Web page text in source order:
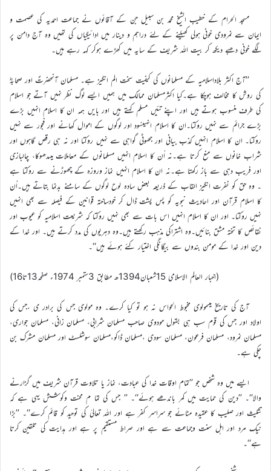
مسجد الحرام کے خطیب الشیخ محمد بن سبیل جن کے آقائوں نے جماعت احمدیہ کی عصمت و
ایمان سے نمرودی خونی ہولی کھیلنے کے لئے دراہم و دینار میں ادائیگیاں کی تھیں وہ آج دامن پر
لگے خونی دھبے دیکھ کر بیت اللہ شریف کے سایہ میں کھڑے ہوکر کہہ رہے ہیں۔
’’آج اکثر بلاداسلامیہ کے مسلمانوں کی کیفیت سخت الم انگیز ہے۔ مسلمان آنحضرتؐ اور صحابہؓ
کی روش کا مخالف ہوچکا ہے۔کیا اکثرمسلمان ممالک میں ہمیں ایسے لوگ نظر نہیں آتے جو اسلام
کی طرف منسوب ہوتے ہیں اور اپنے تئیں مسلم کہتے ہیں اور بایں ہمہ ان کا اسلام انہیں بڑے
بڑے جرائم سے نہیں روکتا۔ان کا اسلام انہیںسُود اور لوگوں کے اموال کھانے اور فجور سے نہیں
روکتا۔ ان کا اسلام انہیں کذب بیانی اور جھوٹی گواہی سے نہیں روکتا اور نہ ہی رقص گاہوں اور
شراب خانوں سے منع کرتا ہے۔نہ اُن کا اسلام انہیں مسلمانوں کے معاملات میںدھوکا، چالبازی
اور فریب دہی سے باز رکھتا ہے۔نہ ان کا اسلام انہیں نماز وروزہ کے چھوڑنے سے روکتا ہے
۔ وہ حق کو نفرت انگیز القاب کے ذریعہ بعض سادہ لوح لوگوں کے سامنے بدنما بتاتے ہیں۔اُن
کا اسلام قرآن اور احادیث نبویہ کو پس پشت ڈال کر خودساختہ قوانین کے فیصلہ سے بھی انہیں
نہیں روکتا۔ اور ان کا اسلام انہیں اس بات سے بھی نہیں روکتا کہ شریعت اسلامیہ کو عیوب اور
نقائص کا تختہ مشق بنائیں۔وہ اشتراکی مذہب رکھتے ہیں۔وہ دہریوں کی مدد کرتے ہیں۔ اور خدا کے
دین اور خدا کے مومن بندوں سے بیگانگی اختیار کئے ہوئے ہیں‘‘۔
(اخبار العالم الاسلامی 15شعبان1394ھ مطابق 3ستمبر 1974ء صفحہ13تا16)
آج کی تاریخ میںمولوی مخبوط الحواس نہ ہو تو کیا کرے۔ وہ مولوی جس کی برادر ی ،جس کی
اولاد اور جس کی قوم سب ہی بقول مودوی صاحب مسلمان شرابی، مسلمان زانی، مسلمان جواری،
مسلمان نمرود، مسلمان فرعون، مسلمان سودی ،مسلمان ڈاکو،مسلمان سوشلسٹ اور مسلمان مشرک بن
چکی ہے۔
ایسے میں وہ شخص جو ’’تمام اوقات خدا کی عبادت، نماز یا تلاوت قرآن شریف میں گزارنے
والا‘‘۔ ’’دین کی حمایت میں کمر باندھے ہوئے‘‘۔ ’’ جس کی تما م محنت وکوشش یہی ہے کہ
تثلیث اور صلیب کا عقیدہ مٹائے جو سراسر کفر ہے اور اللہ تعالیٰ کی توحید کو قائم کرے‘‘۔ ’’بڑا
نیک مرد اور اہل سنت وجماعت سے ہے اور صراط مستقیم پر ہے اور ہدایت کی تلقین کرتا
ہے‘‘۔